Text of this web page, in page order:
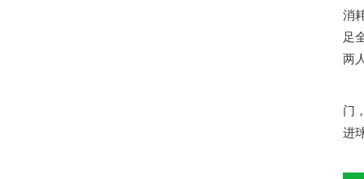
消
足
两
门
进